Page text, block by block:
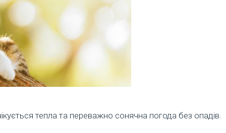
тепла та переважно сонячна погода без опадів.